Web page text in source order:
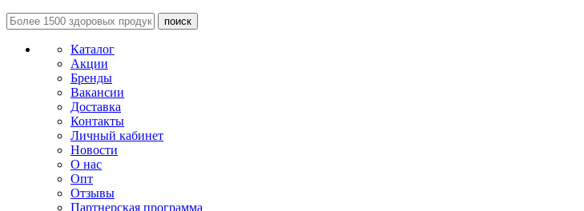
поиск
Каталог
Акции
Бренды
Вакансии
Доставка
Контакты
Личный кабинет
Новости
О нас
Опт
Отзывы
Партнерская программа